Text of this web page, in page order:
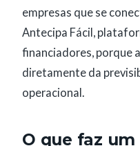
empresas que se
Antecipa Fácil,
financiadores, porque
diretamente da
operacional.
O que faz